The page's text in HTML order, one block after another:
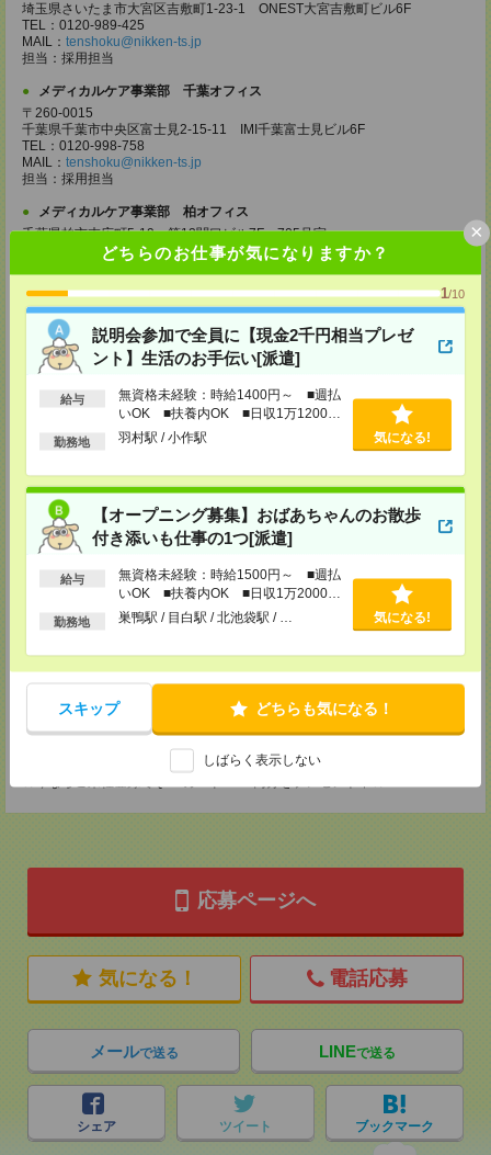
どちらのお仕事が気になりますか？
1/10
説明会参加で全員に【現金2千円相当プレゼ
ント】生活のお手伝い[派遣]
給与
無資格未経験：時給1400円～ ■週払
いOK ■扶養内OK ■日収1万1200円
以上
勤務地 羽村駅 / 小作駅 気になる!
【オープニング募集】おばあちゃんのお散歩
付き添いも仕事の1つ[派遣]
給与
無資格未経験：時給1500円～ ■週払
いOK ■扶養内OK ■日収1万2000円
以上
勤務地 巣鴨駅 / 目白駅 / 北池袋駅 / … 気になる!
スキップ どちらも気になる！
しばらく表示しない
×
埼玉県さいたま市大宮区吉敷町1-23-1 ONEST大宮吉敷町ビル6F
TEL：0120-989-425
MAIL： tenshoku@nikken-ts.jp
担当：採用担当
メディカルケア事業部 千葉オフィス
〒260-0015
千葉県千葉市中央区富士見2-15-11 IMI千葉富士見ビル6F
TEL：0120-998-758
MAIL： tenshoku@nikken-ts.jp
担当：採用担当
メディカルケア事業部 柏オフィス
千葉県柏市末広町5-19 第12関口ビル7F 705号室
TEL：0120-935-218
tenshoku@nikken-ts.jp
メディカルケア事業部 新宿オフィス
東京都新宿区新宿2-3-10 新宿御苑ビル6階
TEL：0120-457-235
MAIL：tenshoku@nikken-ts.jp
メディカルケア事業部 立川事業所
東京都立川市錦町1-12-14
MAIL：tenshoku@nikken-ts.jp
担当：採用担当
メディカルケア事業部 町田オフィス
東京都町田市森野1-7-23 大樹生命町田ビル6F
MAIL：tenshoku@nikken-ts.jp
メディカルケア事業部 横浜オフィス
神奈川県横浜市保土ケ谷区神戸町134 横浜ビジネスパークサウスタワー
TEL：0120-901-799
MAIL：tenshoku@nikken-ts.jp
担当：採用担当
応募ページへ
気になる！ 電話応募
メールで送る LINEで送る
シェア ツイート ブックマーク